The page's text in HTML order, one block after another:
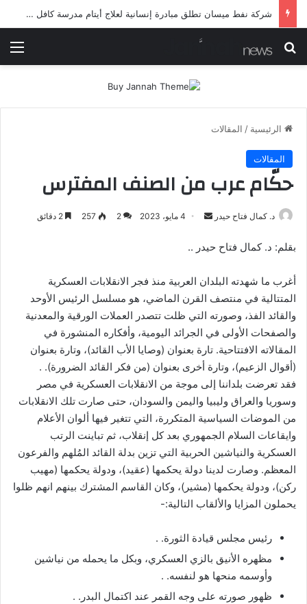
شرطة ميسان تلقي القبض على مطلقي العيارات النارية أثناء تشييع جنائزي في العمارة
بحث عن
الرئيسية / المقالات
المقالات
حكّام عرب من الصنف المفترس
د. كمال فتاح حيدر
أرسل
إلكترونيا
4 مايو، 2023 2
257
بقلم: د. كمال فتاح حيدر ..
أغرب ما شهدته البلدان العربية منذ فجر الانقلابات العسكرية
المتتالية في منتصف القرن الماضي، هو مسلسل الرئيس الأوحد
والقائد الفذ، وصورته التي ظلت تتصدر العملات الورقية والمعدنية
والصفحات الأولى في الجرائد اليومية، وأفكاره المنشورة في
المقالاته الافتتاحية. تارة بعنوان (وصايا الأب القائد)، وتارة بعنوان
(أقوال الزعيم)، وتارة أخرى بعنوان (من فكر القائد الضرورة). .
فقد تعرضت بلداننا إلى موجة من الانقلابات العسكرية في مصر
وسوريا والعراق وليبيا واليمن والسودان، حتى صارت تلك الانقلابات
من الموضات السياسية المتكررة، التي تتغير فيها ألوان الأعلام
وايقاعات السلام الجمهوري بعد كل إنقلاب، ثم تباينت الرتب
العسكرية والنياشين الحربية التي تزين بدلة القائد المُلهم والفرعون
المعظم. وصارت لدينا دولة يحكمها (عقيد)، ودولة يحكمها (مهيب
ركن)، ودولة يحكمها (مشير)، وكان القاسم المشترك بينهم انهم ظلوا
يحملون المزايا والألقاب التالية:-
رئيس مجلس قيادة الثورة. .
مظهره الأنيق بالزي العسكري، وبكل ما يحمله من نياشين
وأوسمه منحها هو لنفسه. .
ظهور صورته على وجه القمر عند اكتمال البدر. .